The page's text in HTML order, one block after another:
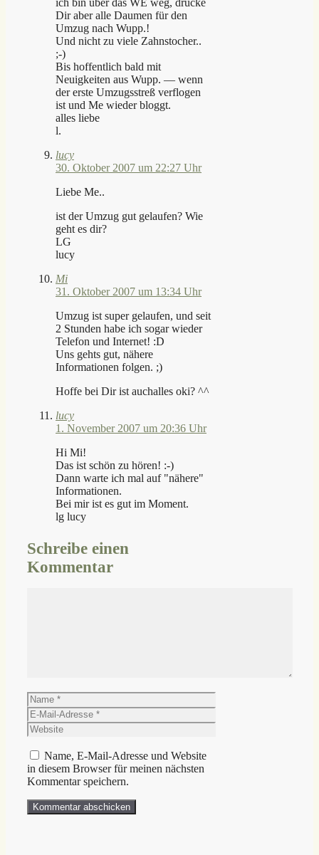
Dir aber alle Daumen für den
Umzug nach Wupp.!
Und nicht zu viele Zahnstocher..
;-)
Bis hoffentlich bald mit
Neuigkeiten aus Wupp. — wenn
der erste Umzugsstreß verflogen
ist und Me wieder bloggt.
alles liebe
l.
lucy
30. Oktober 2007 um 22:27 Uhr
Liebe Me..
ist der Umzug gut gelaufen? Wie
geht es dir?
LG
lucy
Mi
31. Oktober 2007 um 13:34 Uhr
Umzug ist super gelaufen, und seit
2 Stunden habe ich sogar wieder
Telefon und Internet! :D
Uns gehts gut, nähere
Informationen folgen. ;)
Hoffe bei Dir ist auchalles oki? ^^
lucy
1. November 2007 um 20:36 Uhr
Hi Mi!
Das ist schön zu hören! :-)
Dann warte ich mal auf "nähere"
Informationen.
Bei mir ist es gut im Moment.
lg lucy
Schreibe einen
Kommentar
Name
E-
Mail-
Adresse
Website
Name, E-Mail-Adresse und Website
in diesem Browser für meinen nächsten
Kommentar speichern.